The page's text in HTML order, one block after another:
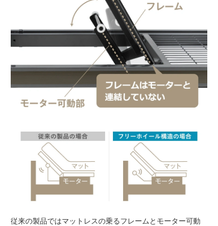
従来の製品ではマットレスの乗るフレームとモーター可動